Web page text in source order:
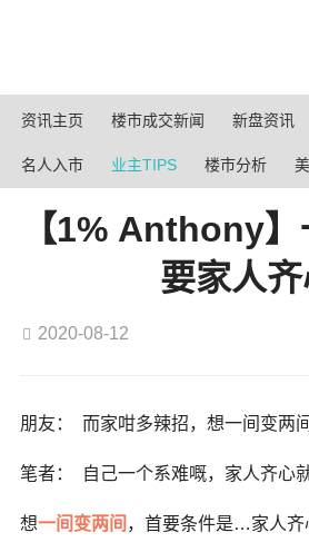
资讯主页 楼市成交新闻 新盘资讯
名人入市 业主TIPS 楼市分析
【1% Anthony
要家人
2020-08-12
朋友： 而家咁多辣招，想一间变两
笔者： 自己一个系难嘅，家人齐心
想一间变两间 ，首要条件是…家人齐